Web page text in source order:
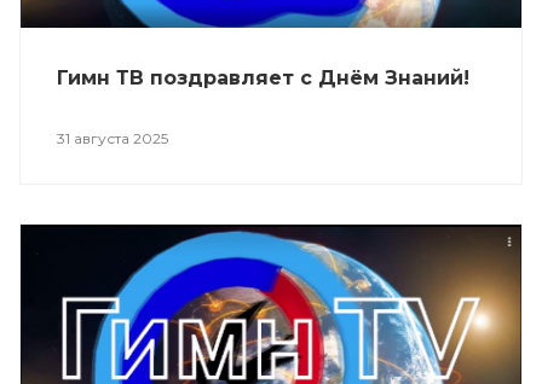
Гимн ТВ поздравляет с Днём Знаний!
31 августа 2025